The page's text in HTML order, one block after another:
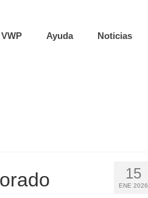
VWP Ayuda Noticias
15
ENE 2026